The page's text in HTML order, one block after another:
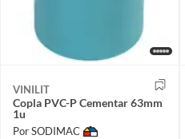
VINILIT
Copla PVC-P Cementar 63mm
1u
Por SODIMAC